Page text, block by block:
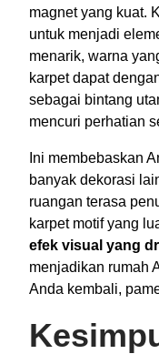
magnet yang kuat.
untuk menjadi
menarik, warna
karpet dapat
sebagai bintang
mencuri perhatian
Ini membebaskan
banyak dekorasi
ruangan terasa
karpet motif yang
efek visual yang
menjadikan rumah
Anda kembali,